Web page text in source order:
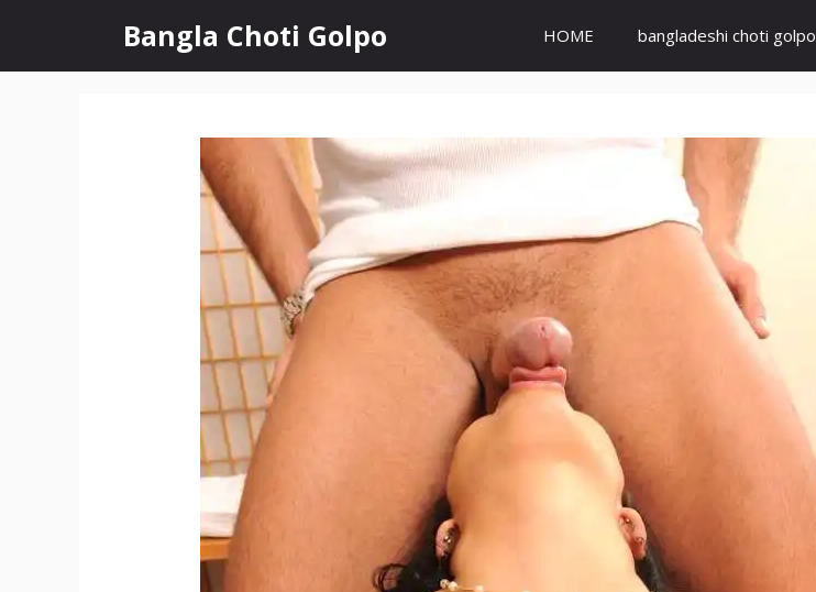
content
Bangla Choti Golpo HOME bangladeshi choti golpo